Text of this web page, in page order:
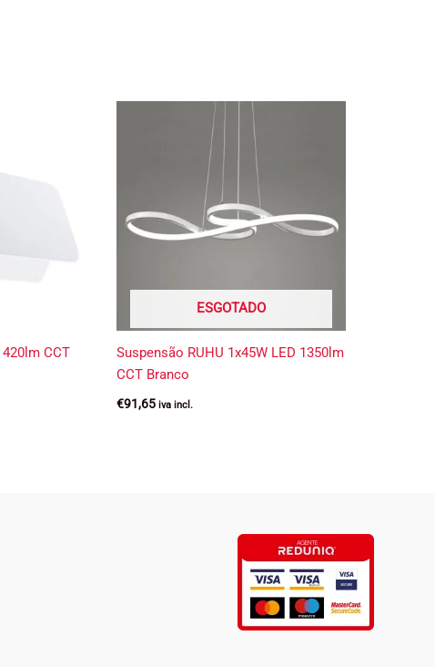
CCT
ESGOTADO
Suspensão RUHU 1x45W LED 1350lm
CCT Branco
€91,65 iva incl.